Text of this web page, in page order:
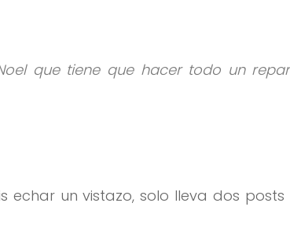
que tiene que hacer todo un
echar un vistazo, solo lleva dos